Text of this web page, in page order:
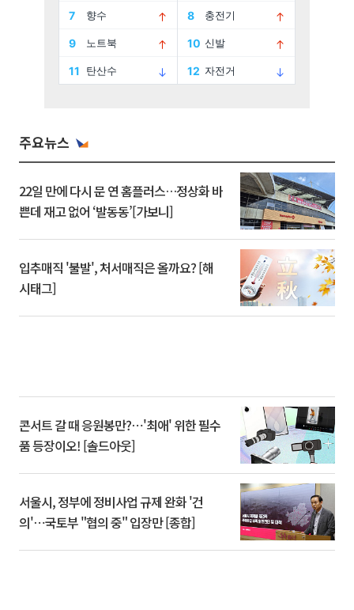
주요뉴스
22일 만에 다시 문 연 홈플러스…정상화 바
쁜데 재고 없어 ‘발동동’[가보니]
입추매직 '불발', 처서매직은 올까요? [해
시태그]
콘서트 갈 때 응원봉만?⋯'최애' 위한 필수
품 등장이오! [솔드아웃]
서울시, 정부에 정비사업 규제 완화 '건
의'⋯국토부 "협의 중" 입장만 [종합]